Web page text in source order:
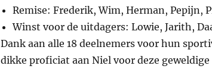
Remise: Frederik, Wim, Herman, Pepijn,
Winst voor de uitdagers: Lowie, Jarith,
Dank aan alle 18 deelnemers voor hun
dikke proficiat aan Niel voor deze